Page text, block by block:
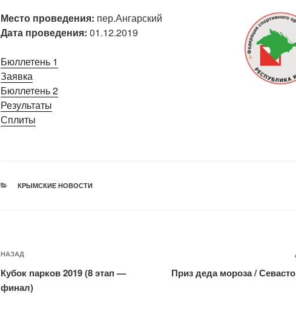
Место проведения: пер.Ангарский
Дата проведения: 01.12.2019
Бюллетень 1
Заявка
Бюллетень 2
Результаты
Сплиты
РУБРИКИ
КРЫМСКИЕ НОВОСТИ
Навигация
по
записям
Предыдущая
запись:
НАЗАД
Кубок парков 2019 (8 этап —
финал)
Приз деда мороза /